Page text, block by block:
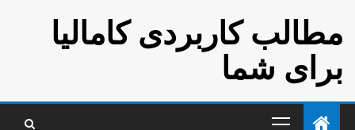
مطالب کاربردی کامالیا
برای شما